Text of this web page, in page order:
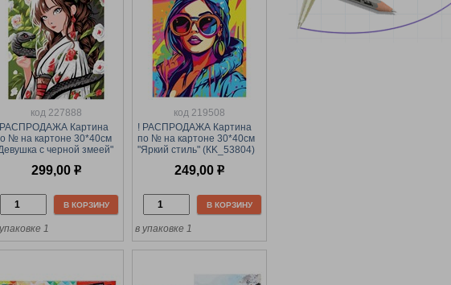
код 227888
Картина
№ на картоне 30*40см
с черной змеей"
красками299,00 р
В КОРЗИНУ
1
код 219508
! РАСПРОДАЖА Картина
по № на картоне 30*40см
"Яркий стиль" (КK_53804)
красками249,00 р
В КОРЗИНУ
в упаковке 1